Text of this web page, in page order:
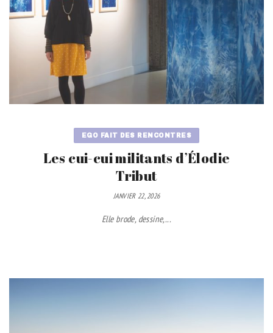
EGO FAIT DES RENCONTRES
Les cui-cui militants d’Élodie
Tribut
JANVIER 22, 2026
Elle brode, dessine,...